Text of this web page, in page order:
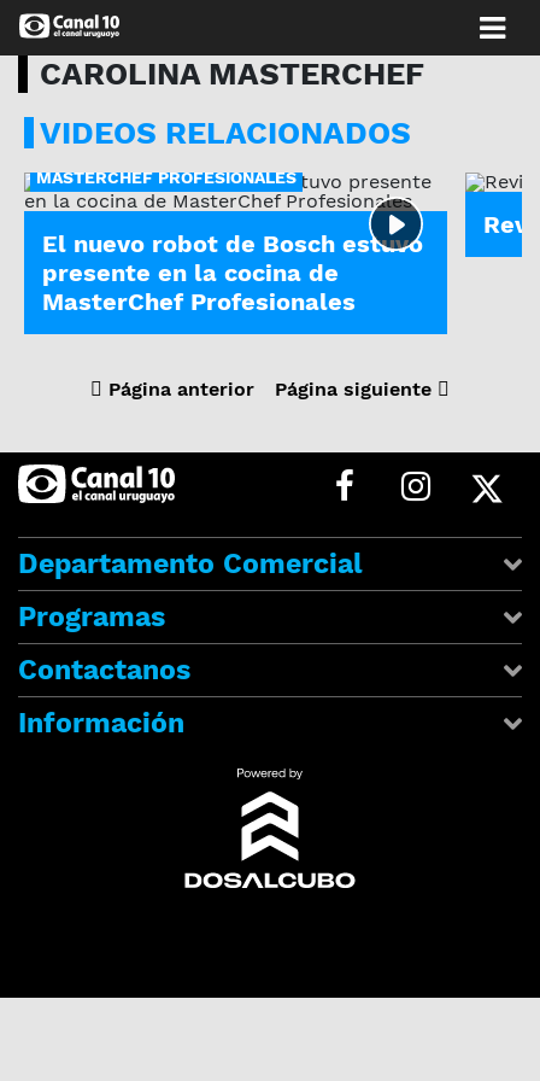
CAROLINA MASTERCHEF
VIDEOS RELACIONADOS
MASTERCHEF PROFESIONALES
El nuevo robot de Bosch estuvo
presente en la cocina de
MasterChef Profesionales
Página anterior Página siguiente
Departamento Comercial
Programas
Contactanos
Información